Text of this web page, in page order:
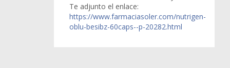
Te adjunto el enlace:
https://www.farmaciasoler.com/nutrigen-
oblu-besibz-60caps--p-20282.html